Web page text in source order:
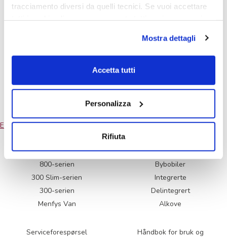
tracciamento diversi da quelli tecnici. Se vuoi accettare
su acconsento selezionati. Se vuoi saperne di più clicca
qui. Cliccando sul tasto "Acconsento" permetti l'utilizzo
Mostra dettagli
Accetta tutti
Personalizza
Rifiuta
Menfys 3 Maxi Next
Innleggnavigasjon
Eldre innlegg
800-serien
300 Slim-serien
300-serien
Menfys Van
Bybobiler
Integrerte
Delintegrert
Alkove
Serviceforespørsel
Håndbok for bruk og